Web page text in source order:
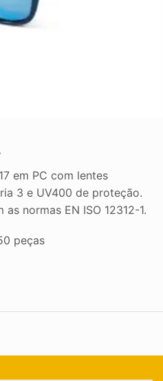
em PC com lentes
3 e UV400 de proteção.
normas EN ISO 12312-1.
peças